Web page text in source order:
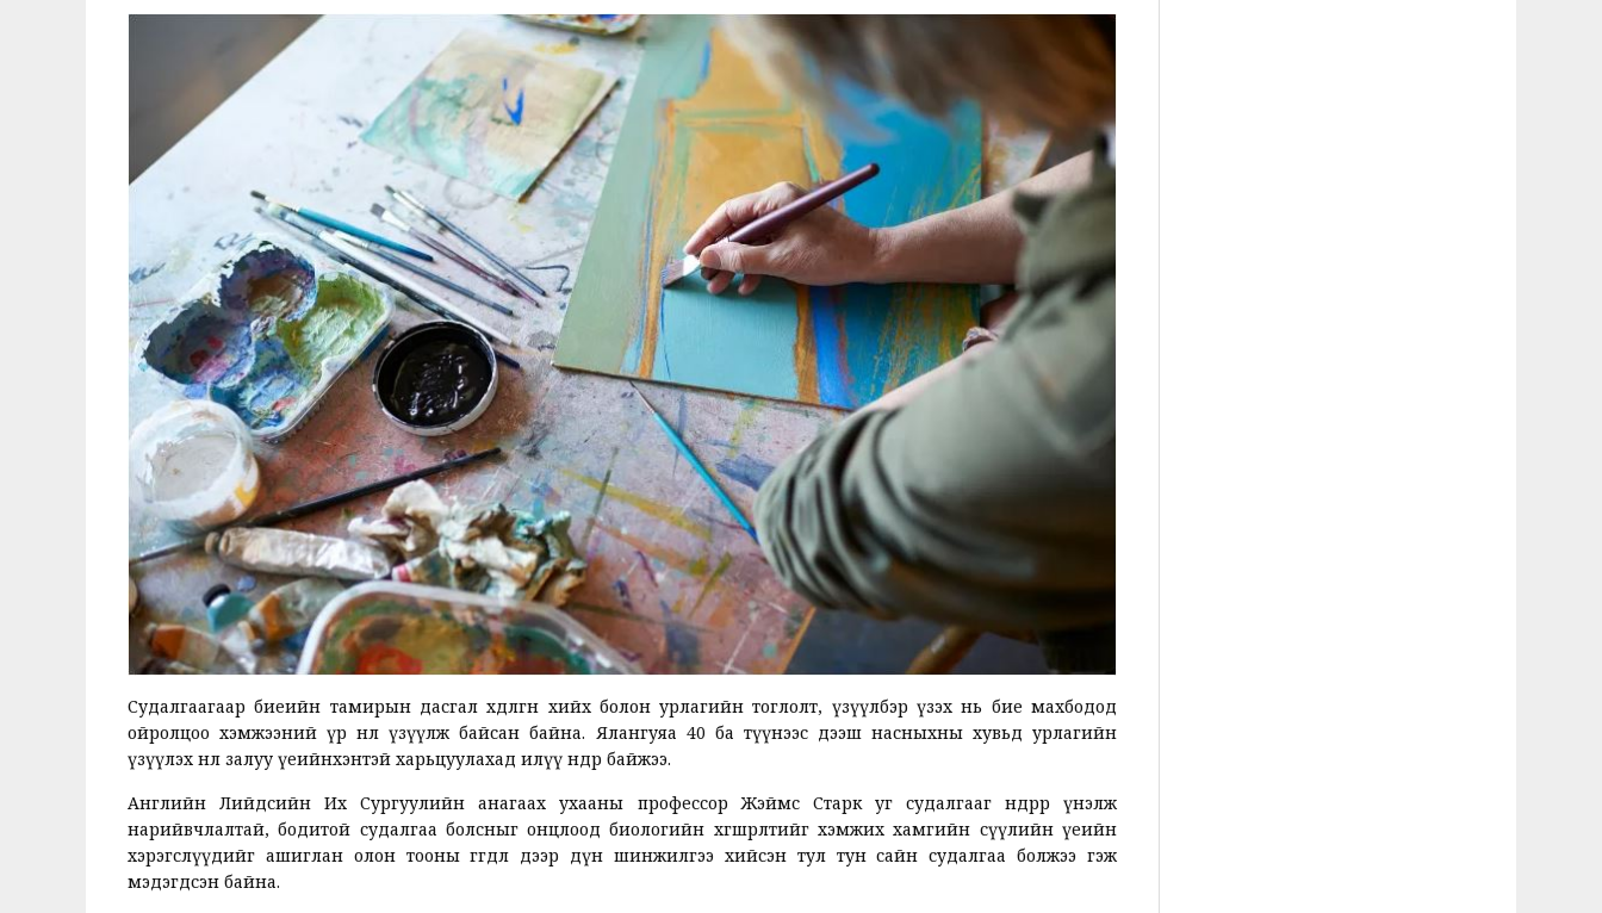
Судалгаагаар биеийн тамирын дасгал хөдөлгөөн хийх болон урлагийн тоглолт, үзүүлбэр үзэх нь бие махбодод
ойролцоо хэмжээний үр нөлөө үзүүлж байсан байна. Ялангуяа 40 ба түүнээс дээш насныхны хувьд урлагийн
үзүүлэх нөлөө залуу үеийнхэнтэй харьцуулахад илүү өндөр байжээ.
Английн Лийдсийн Их Сургуулийн анагаах ухааны профессор Жэймс Старк уг судалгааг өндрөөр үнэлж
нарийвчлалтай, бодитой судалгаа болсныг онцлоод биологийн хөгшрөлтийг хэмжих хамгийн сүүлийн үеийн
хэрэгслүүдийг ашиглан олон тооны өгөгдөл дээр дүн шинжилгээ хийсэн тул тун сайн судалгаа болжээ гэж
мэдэгдсэн байна.